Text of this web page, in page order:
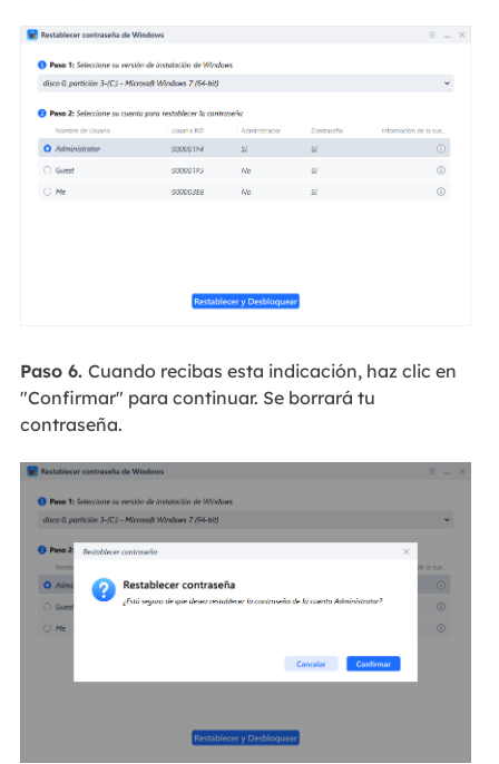
Paso 6. Cuando recibas esta indicación, haz clic en
"Confirmar" para continuar. Se borrará tu
contraseña.